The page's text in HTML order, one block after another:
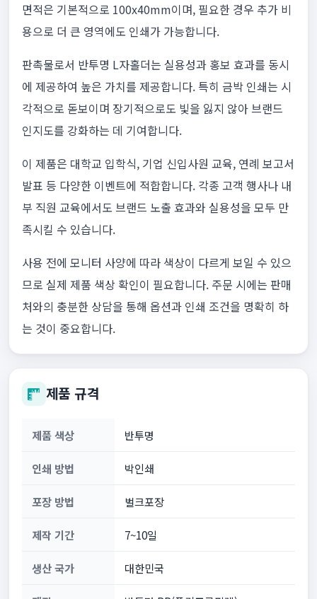
면적은 기본적으로 100x40mm이며, 필요한 경우 추가 비
용으로 더 큰 영역에도 인쇄가 가능합니다.
판촉물로서 반투명 L자홀더는 실용성과 홍보 효과를 동시
에 제공하여 높은 가치를 제공합니다. 특히 금박 인쇄는 시
각적으로 돋보이며 장기적으로도 빛을 잃지 않아 브랜드
인지도를 강화하는 데 기여합니다.
이 제품은 대학교 입학식, 기업 신입사원 교육, 연례 보고서
발표 등 다양한 이벤트에 적합합니다. 각종 고객 행사나 내
부 직원 교육에서도 브랜드 노출 효과와 실용성을 모두 만
족시킬 수 있습니다.
사용 전에 모니터 사양에 따라 색상이 다르게 보일 수 있으
므로 실제 제품 색상 확인이 필요합니다. 주문 시에는 판매
처와의 충분한 상담을 통해 옵션과 인쇄 조건을 명확히 하
는 것이 중요합니다.
제품 규격
제품 색상 반투명
인쇄 방법 박인쇄
포장 방법 벌크포장
제작 기간 7~10일
생산 국가 대한민국